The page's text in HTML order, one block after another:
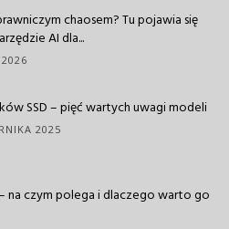
chaosem? Tu pojawia się
AI dla...
SSD – pięć wartych uwagi modeli
2025
na czym polega i dlaczego warto go